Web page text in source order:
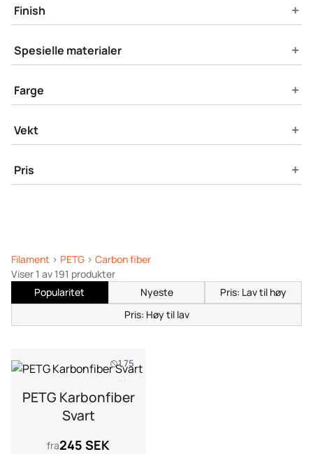
Finish +
Spesielle materialer +
Farge +
Vekt +
Pris +
Filament > PETG > Carbon fiber
Viser 1 av 191 produkter
Popularitet
Nyeste
Pris: Lav til høy
Pris: Høy til lav
1.75
1 kg
PETG Karbonfiber
Svart
fra245 SEK